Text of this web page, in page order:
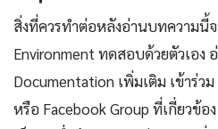
สิ่งที่ควรทำต่อหลังอ่านบทความนี้
Environment ทดสอบด้วยตัวเอง
Documentation เพิ่มเติม เข้าร่ว
หรือ Facebook Group ที่เกี่ยวข้อ